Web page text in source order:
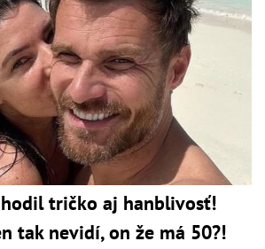
tričko aj hanblivosť!
tak nevidí, on že má 50?!